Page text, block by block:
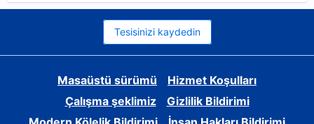
Tesisinizi kaydedin
Masaüstü sürümü
Hizmet Koşulları
Çalışma şeklimiz
Gizlilik Bildirimi